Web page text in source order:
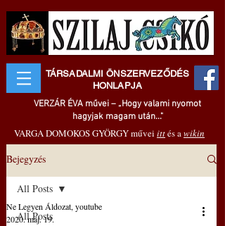
TÁRSADALMI ÖNSZERVEZŐDÉS
HONLAPJA
VERZÁR ÉVA művei – „Hogy valami nyomot
hagyjak magam után..."
VARGA DOMOKOS GYÖRGY művei ittés awikin
Bejegyzés
All Posts
All Posts
Ne Legyen Áldozat, youtube
2020. máj. 19.